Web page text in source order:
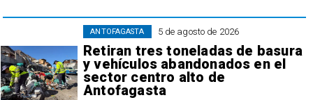
5 de agosto de 2026
Retiran tres toneladas de basura
y vehículos abandonados en el
sector centro alto de
Antofagasta
ANTOFAGASTA